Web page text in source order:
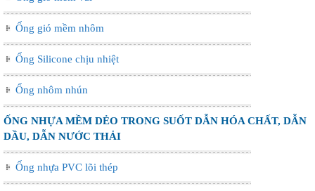
Ống gió mềm nhôm
Ống Silicone chịu nhiệt
Ống nhôm nhún
ỐNG NHỰA MỀM DẺO TRONG SUỐT DẪN HÓA CHẤT, DẪN
DẦU, DẪN NƯỚC THẢI
Ống nhựa PVC lõi thép